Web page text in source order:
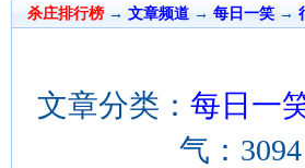
杀庄排行榜 → 文章频道→ 每日一笑 →
文章分类： 每日一
气：